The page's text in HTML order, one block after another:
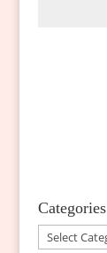
Categories
Categories